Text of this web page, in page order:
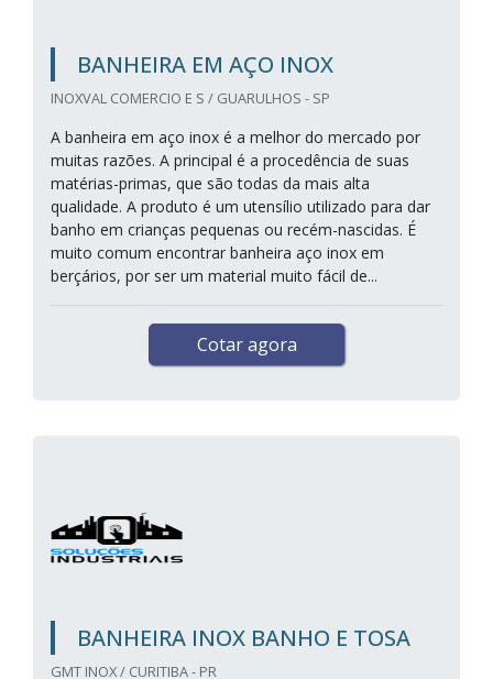
BANHEIRA EM AÇO INOX
INOXVAL COMERCIO E S / GUARULHOS - SP
A banheira em aço inox é a melhor do mercado por
muitas razões. A principal é a procedência de suas
matérias-primas, que são todas da mais alta
qualidade. A produto é um utensílio utilizado para dar
banho em crianças pequenas ou recém-nascidas. É
muito comum encontrar banheira aço inox em
berçários, por ser um material muito fácil de...
Cotar agora
BANHEIRA INOX BANHO E TOSA
GMT INOX / CURITIBA - PR